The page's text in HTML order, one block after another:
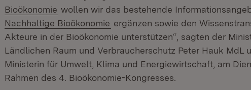
Bioökonomie (Öffnet in neuem Fenster)
wollen wir das bestehende
Nachhaltige Bioökonomie (Öffnet in neuem Fenster)
ergänzen sowie den
Akteure in der Bioökonomie unterstützen“, sagten der
Ländlichen Raum und Verbraucherschutz Peter Hauk MdL
Ministerin für Umwelt, Klima und Energiewirtschaft, am
Rahmen des 4. Bioökonomie-Kongresses.